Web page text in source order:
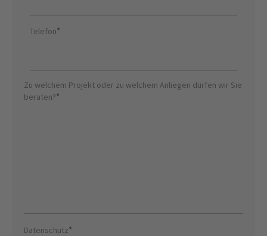
Telefon*
Zu welchem Projekt oder zu welchem Anliegen dürfen wir Sie
beraten?*
Datenschutz*